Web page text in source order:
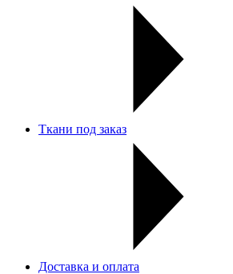
Ткани под заказ
Доставка и оплата